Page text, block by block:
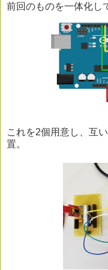
前回のものを一体化し
これを2個用意し、互
置。